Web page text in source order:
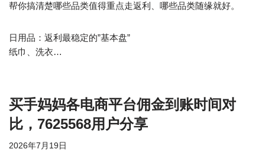
帮你搞清楚哪些品类值得重点走返利、哪些品类随缘就好。
日用品：返利最稳定的”基本盘”
纸巾、洗衣…
买手妈妈各电商平台佣金到账时间对
比，7625568用户分享
2026年7月19日